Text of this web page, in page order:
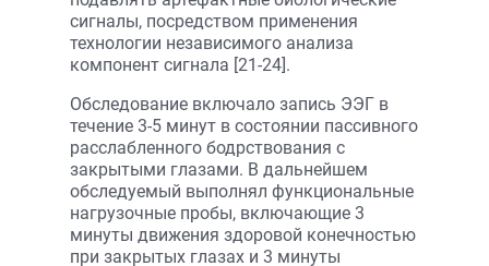
сигналы, посредством применения
технологии независимого анализа
компонент сигнала [21-24].
Обследование включало запись ЭЭГ в
течение 3-5 минут в состоянии пассивного
расслабленного бодрствования с
закрытыми глазами. В дальнейшем
обследуемый выполнял функциональные
нагрузочные пробы, включающие 3
минуты движения здоровой конечностью
при закрытых глазах и 3 минуты